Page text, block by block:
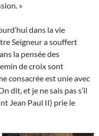
»
dans la vie
Seigneur a souffert
la pensée des
de croix sont
consacrée est unie avec
dit, et je ne sais pas s’il
Jean Paul II) prie le